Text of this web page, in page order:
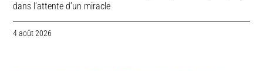
dans l’attente d’un miracle
4 août 2026